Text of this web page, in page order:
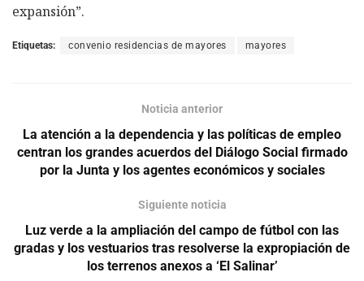
expansión”.
Etiquetas: convenio residencias de mayores mayores
Noticia anterior
La atención a la dependencia y las políticas de empleo
centran los grandes acuerdos del Diálogo Social firmado
por la Junta y los agentes económicos y sociales
Siguiente noticia
Luz verde a la ampliación del campo de fútbol con las
gradas y los vestuarios tras resolverse la expropiación de
los terrenos anexos a ‘El Salinar’